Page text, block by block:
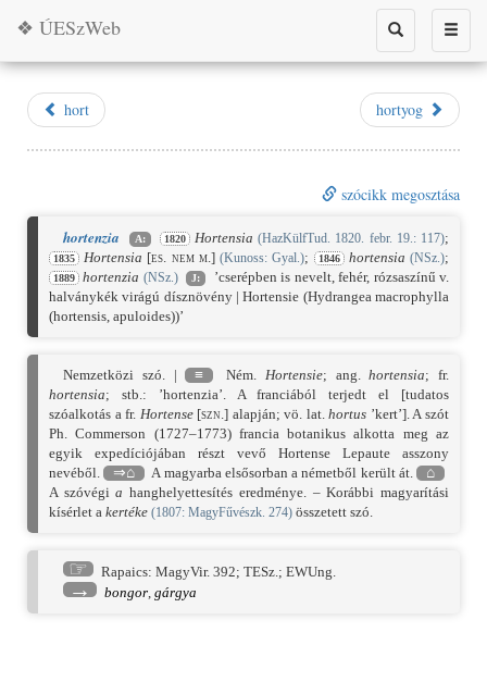
Toggle
Toggle
search
❖ ÚESzWeb
hort hortyog
szócikk megosztása
hortenzia A: 1820 Hortensia (HazKülfTud. 1820. febr. 19.: 117);
1835 Hortensia [es. nem m.] (Kunoss: Gyal.); 1846 hortensia (NSz.);
1889 hortenzia (NSz.) J:
’cserépben is nevelt, fehér, rózsaszínű v.
halványkék virágú dísznövény | Hortensie (Hydrangea macrophylla
(hortensis, apuloides))’
Nemzetközi szó. | ≡ Ném. Hortensie; ang.hortensia; fr.
hortensia; stb.: ’hortenzia’. A franciából terjedt el [tudatos
szóalkotás a fr. Hortense [szn.] alapján; vö. lat.hortus ’kert’]. A szót
Ph. Commerson (1727–1773) francia botanikus alkotta meg az
egyik expedíciójában részt vevő Hortense Lepaute asszony
nevéből.
⇒⌂ A magyarba elsősorban a németből került át.
⌂
A szóvégia hanghelyettesítés eredménye. – Korábbi magyarítási
kísérlet a kertéke (1807: MagyFűvészk. 274) összetett szó.
☞ Rapaics: MagyVir. 392;TESz.;EWUng.
→ bongor,gárgya